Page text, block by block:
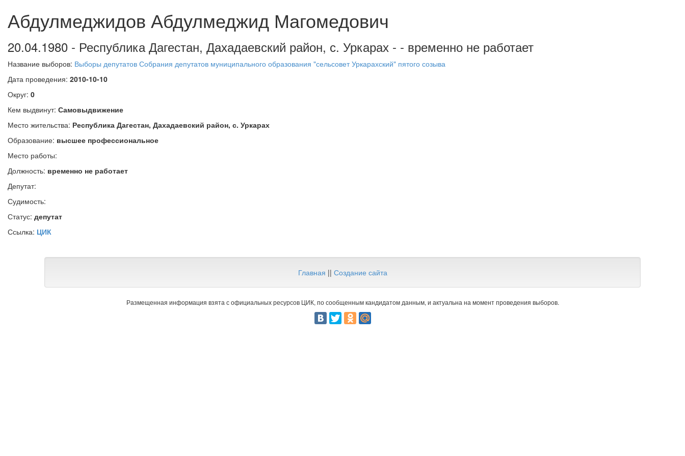
Абдулмеджидов Абдулмеджид Магомедович
20.04.1980 - Республика Дагестан, Дахадаевский район, с. Уркарах - - временно не работает
Название выборов: Выборы депутатов Собрания депутатов муниципального образования "сельсовет Уркарахский" пятого созыва
Дата проведения: 2010-10-10
Округ: 0
Кем выдвинут: Самовыдвижение
Место жительства: Республика Дагестан, Дахадаевский район, с. Уркарах
Образование: высшее профессиональное
Место работы:
Должность: временно не работает
Депутат:
Судимость:
Статус: депутат
Ссылка: ЦИК
Главная || Создание сайта
Размещенная информация взята с официальных ресурсов ЦИК, по сообщенным кандидатом данным, и актуальна на момент проведения выборов.